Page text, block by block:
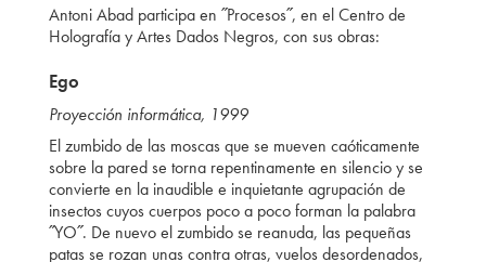
Antoni Abadparticipa en ˝Procesos˝, en el Centro de
Holografía y Artes Dados Negros, con sus obras:
Ego
Proyección informática, 1999
El zumbido de las moscas que se mueven caóticamente
sobre la pared se torna repentinamente en silencio y se
convierte en la inaudible e inquietante agrupación de
insectos cuyos cuerpos poco a poco forman la palabra
˝YO˝. De nuevo el zumbido se reanuda, las pequeñas
patas se rozan unas contra otras, vuelos desordenados,